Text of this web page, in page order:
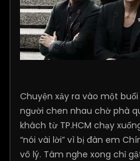
Chuyện xảy ra vào một
người chen nhau chờ phà
khách từ TP.HCM chạy
“nói vài lời” vì bị đàn em
vô lý. Tám nghe xong chỉ